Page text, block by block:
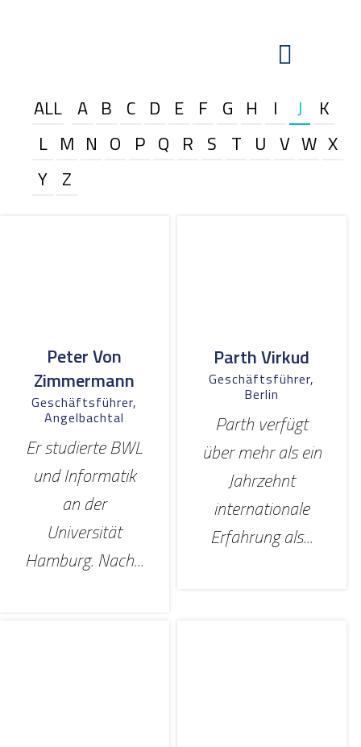
ALL A B C D E F G H I J
K
L M N O P Q R S T U V W X
Y Z
Peter Von
Zimmermann
Geschäftsführer,
Angelbachtal
Er studierte BWL
und Informatik
an der
Universität
Hamburg. Nach...
Parth Virkud
Geschäftsführer,
Berlin
Parth verfügt
über mehr als ein
Jahrzehnt
internationale
Erfahrung als...